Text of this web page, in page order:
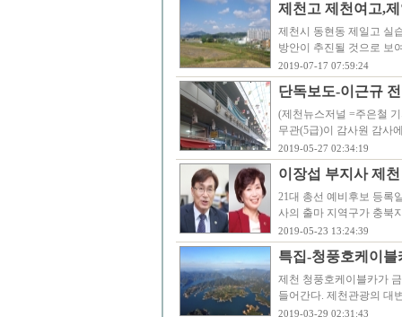
제천고 제천여고,
제천시 동현동 제일고 실
방안이 추진될 것으로 보
2019-07-17 07:59:24
단독보도-이근규
(제천뉴스저널 =주은철
무관(5급)이 감사원 감사
2019-05-27 02:34:19
이장섭 부지사 제
21대 총선 예비후보 등록
사의 출마 지역구가 충북
2019-05-23 13:24:39
특집-청풍호케이
제천 청풍호케이블카가
들어간다. 제천관광의 대
2019-03-29 02:31:43